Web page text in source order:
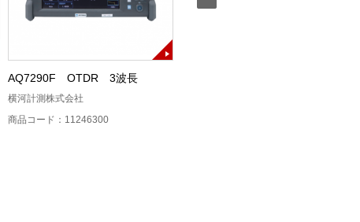
AQ7290F OTDR 3波長
横河計測株式会社
商品コード：11246300